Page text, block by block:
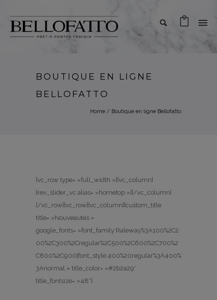
BOUTIQUE EN LIGNE
BELLOFATTO
Home / Boutique en ligne Bellofatto
[vc_row type= »full_width »][vc_column]
[rev_slider_vc alias= »hometop »][/vc_column]
[/vc_row][vc_row][vc_column][custom_title
title= »Nouveautés »
google_fonts= »font_family:Raleway%3A100%2C2
00%2C300%2Cregular%2C500%2C600%2C700%2
C800%2C900|font_style:400%20regular%3A400%
3Anormal » title_color= »#2b2a29″
title_fontsize= »48″]